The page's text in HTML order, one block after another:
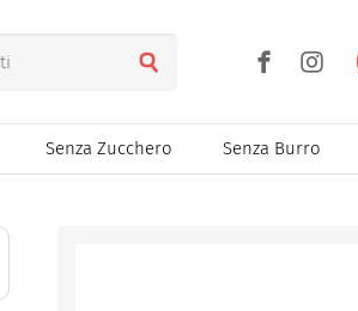
Senza Zucchero Senza Burro